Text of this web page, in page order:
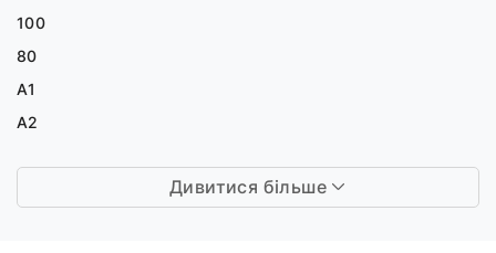
100
80
A1
A2
Дивитися більше